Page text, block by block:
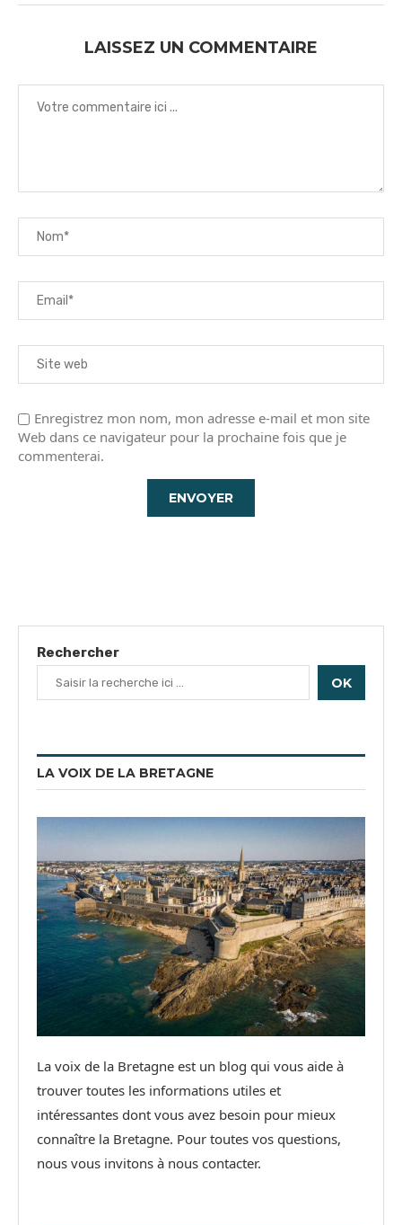
LAISSEZ UN COMMENTAIRE
Enregistrez mon nom, mon adresse e-mail et mon site
Web dans ce navigateur pour la prochaine fois que je
commenterai.
Rechercher
OK
LA VOIX DE LA BRETAGNE
La voix de la Bretagne est un blog qui vous aide à
trouver toutes les informations utiles et
intéressantes dont vous avez besoin pour mieux
connaître la Bretagne. Pour toutes vos questions,
nous vous invitons à nous contacter.